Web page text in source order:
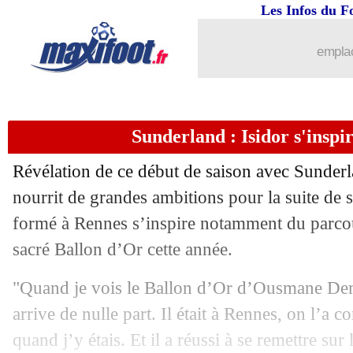
Les Infos du
Sunderland : Isidor
Révélation de ce début de saison avec
nourrit de grandes ambitions pour la suite de
formé à Rennes s’inspire notamment du
sacré Ballon d’Or cette année.
"Quand je vois le Ballon d’Or d’Ousmane
arrive de nulle part. Il était à Rennes, on l’a
quand j’y étais. Et il a réussi à se remettre
: Dortmund et Leipzig dos à dos
04/10 Arsenal: Ødegaard touché au genou
04/10 PSG: Luis Enrique bluffé par
04/10 L1: Metz-Marseille, les compos
04/10 L2 : le classement provisoire
04/10 L2: le Red Star ralenti, Reims surpris
Lyon : Fonseca attend plus de Fofana